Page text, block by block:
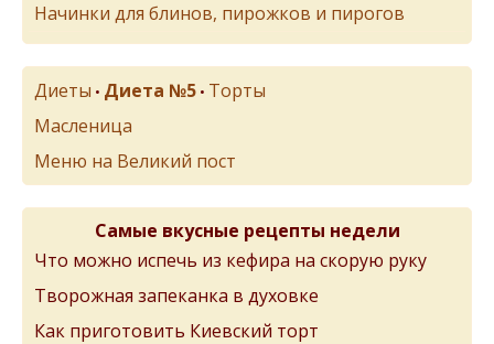
Начинки для блинов, пирожков и пирогов
Диеты • Диета №5 • Торты
Масленица
Меню на Великий пост
Самые вкусные рецепты недели
Что можно испечь из кефира на скорую руку
Творожная запеканка в духовке
Как приготовить Киевский торт